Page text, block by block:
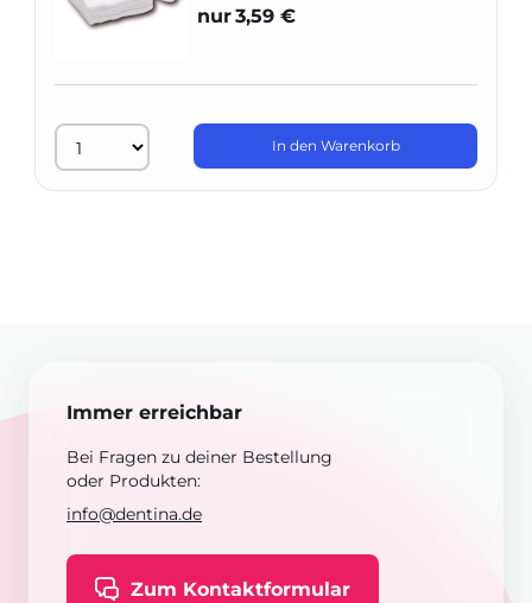
nur3,59 €
In den Warenkorb
Immer erreichbar
Bei Fragen zu deiner Bestellung
oder Produkten:
info@dentina.de
Zum Kontaktformular